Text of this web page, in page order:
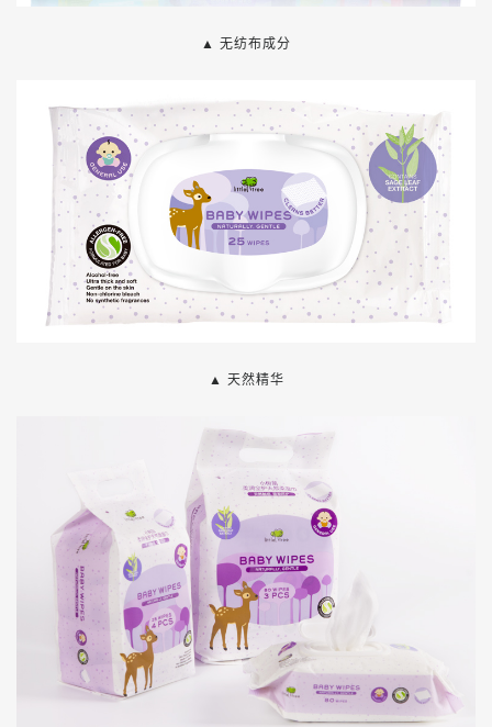
▲ 无纺布成分
▲ 天然精华